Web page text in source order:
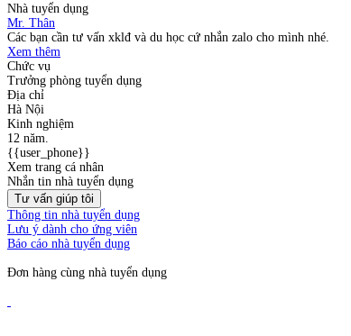
Nhà tuyển dụng
Mr. Thân
Các bạn cần tư vấn xklđ và du học cứ nhắn zalo cho mình nhé.
Xem thêm
Chức vụ
Trưởng phòng tuyển dụng
Địa chỉ
Hà Nội
Kinh nghiệm
12 năm.
{{user_phone}}
Xem trang cá nhân
Nhắn tin nhà tuyển dụng
Tư vấn giúp tôi
Thông tin nhà tuyển dụng
Lưu ý dành cho ứng viên
Báo cáo nhà tuyển dụng
Đơn hàng cùng nhà tuyển dụng